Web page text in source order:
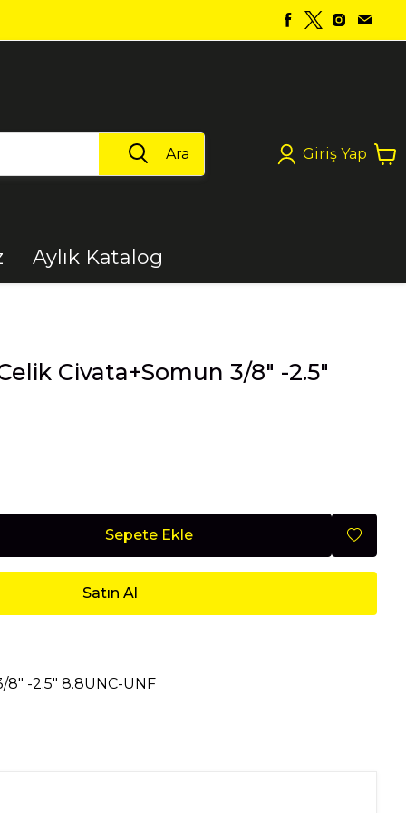
Ara Giriş Yap
Aletler
Aylık Katalog
Civata+Somun 3/8" -2.5"
Sepete Ekle
Satın Al
-2.5" 8.8UNC-UNF